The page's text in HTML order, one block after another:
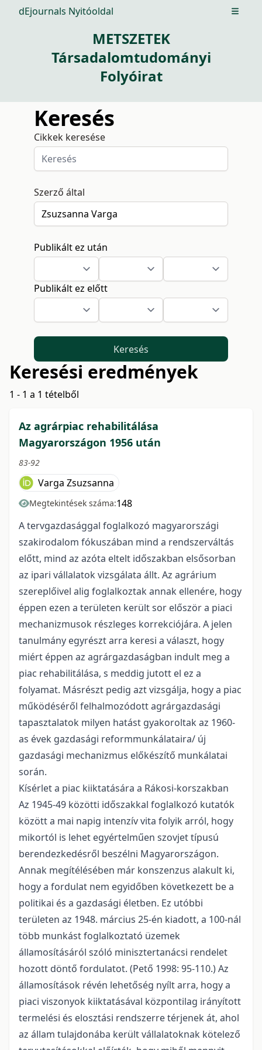
dEjournals Nyitóoldal Open
METSZETEK
Társadalomtudományi
Folyóirat
Keresés
Cikkek keresése
Szerző által
Publikált ez után
Publikált ez előtt
Keresés
Keresési eredmények
1 - 1 a 1 tételből
Az agrárpiac rehabilitálása
Magyarországon 1956 után
83-92
Varga Zsuzsanna
Megtekintések száma:148
A tervgazdasággal foglalkozó magyarországi
szakirodalom fókuszában mind a rendszerváltás
előtt, mind az azóta eltelt időszakban elsősorban
az ipari vállalatok vizsgálata állt. Az agrárium
szereplőivel alig foglalkoztak annak ellenére, hogy
éppen ezen a területen került sor először a piaci
mechanizmusok részleges korrekciójára. A jelen
tanulmány egyrészt arra keresi a választ, hogy
miért éppen az agrárgazdaságban indult meg a
piac rehabilitálása, s meddig jutott el ez a
folyamat. Másrészt pedig azt vizsgálja, hogy a piac
működéséről felhalmozódott agrárgazdasági
tapasztalatok milyen hatást gyakoroltak az 1960-
as évek gazdasági reformmunkálataira/ új
gazdasági mechanizmus előkészítő munkálatai
során.
Kísérlet a piac kiiktatására a Rákosi-korszakban
Az 1945-49 közötti időszakkal foglalkozó kutatók
között a mai napig intenzív vita folyik arról, hogy
mikortól is lehet egyértelműen szovjet típusú
berendezkedésről beszélni Magyarországon.
Annak megítélésében már konszenzus alakult ki,
hogy a fordulat nem egyidőben következett be a
politikai és a gazdasági életben. Ez utóbbi
területen az 1948. március 25-én kiadott, a 100-nál
több munkást foglalkoztató üzemek
államosításáról szóló minisztertanácsi rendelet
hozott döntő fordulatot. (Pető 1998: 95-110.) Az
államosítások révén lehetőség nyílt arra, hogy a
piaci viszonyok kiiktatásával központilag irányított
termelési és elosztási rendszerre térjenek át, ahol
az állam tulajdonába került vállalatoknak kötelező